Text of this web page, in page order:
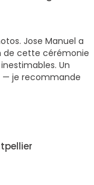
Jose Manuel a
de cette cérémonie
Un
— je recommande